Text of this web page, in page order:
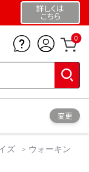
詳しくは
こちら
0
変更
ズ
ウォーキン